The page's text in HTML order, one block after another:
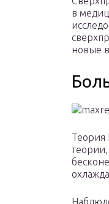
в
новые
Теория